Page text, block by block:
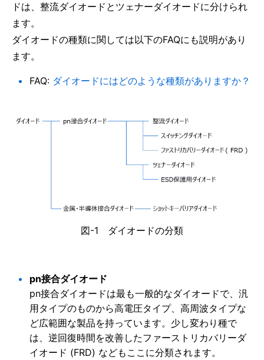
ドは、整流ダイオードとツェナーダイオードに分けられ
ます。
ダイオードの種類に関しては以下のFAQにも説明があり
ます。
FAQ: ダイオードにはどのような種類がありますか？
図-1 ダイオードの分類
pn接合ダイオード
pn接合ダイオードは最も一般的なダイオードで、汎
用タイプのものから高電圧タイプ、高周波タイプな
ど広範囲な製品を持っています。少し変わり種で
は、逆回復時間を改善したファーストリカバリーダ
イオード (FRD) などもここに分類されます。